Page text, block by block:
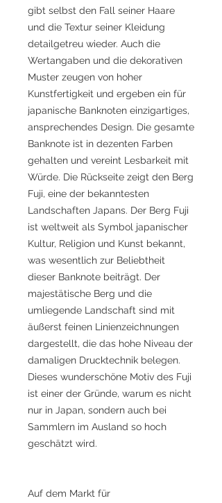
gibt selbst den Fall seiner Haare
und die Textur seiner Kleidung
detailgetreu wieder. Auch die
Wertangaben und die dekorativen
Muster zeugen von hoher
Kunstfertigkeit und ergeben ein für
japanische Banknoten einzigartiges,
ansprechendes Design. Die gesamte
Banknote ist in dezenten Farben
gehalten und vereint Lesbarkeit mit
Würde. Die Rückseite zeigt den Berg
Fuji, eine der bekanntesten
Landschaften Japans. Der Berg Fuji
ist weltweit als Symbol japanischer
Kultur, Religion und Kunst bekannt,
was wesentlich zur Beliebtheit
dieser Banknote beiträgt. Der
majestätische Berg und die
umliegende Landschaft sind mit
äußerst feinen Linienzeichnungen
dargestellt, die das hohe Niveau der
damaligen Drucktechnik belegen.
Dieses wunderschöne Motiv des Fuji
ist einer der Gründe, warum es nicht
nur in Japan, sondern auch bei
Sammlern im Ausland so hoch
geschätzt wird.
Auf dem Markt für